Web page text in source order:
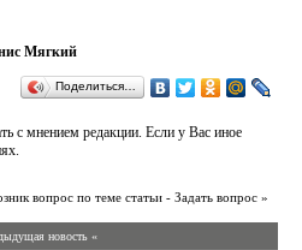
Мягкий
Поделиться…
с мнением редакции. Если у Вас иное
вопрос по теме статьи - Задать вопрос »
новость «